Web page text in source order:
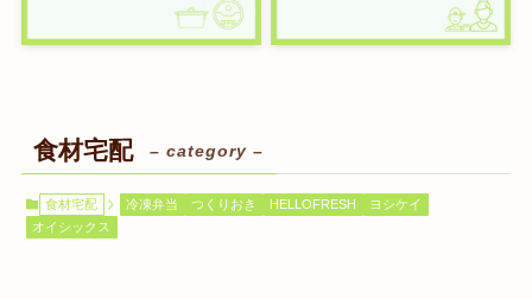
食材宅配 – category –
食材宅配 冷凍弁当 つくりおき HELLOFRESH
ヨシケイ
オイシックス